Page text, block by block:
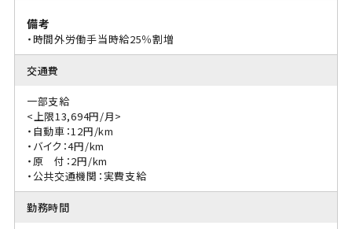
備考
・時間外労働手当時給25％割増
交通費
一部支給
<上限13,694円/月>
・自動車：12円/km
・バイク：4円/km
・原 付：2円/km
・公共交通機関：実費支給
勤務時間